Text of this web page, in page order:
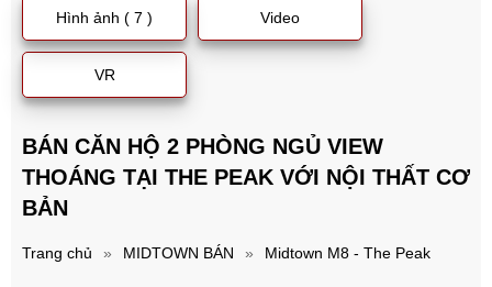
Hình ảnh ( 7 ) Video
VR
BÁN CĂN HỘ 2 PHÒNG NGỦ VIEW
THOÁNG TẠI THE PEAK VỚI NỘI THẤT CƠ
BẢN
Trang chủ » MIDTOWN BÁN » Midtown M8 - The Peak